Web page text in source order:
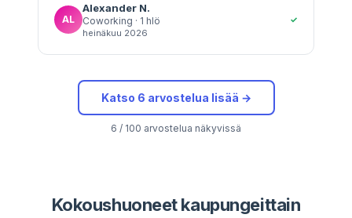
AL
Alexander N.
Coworking · 1 hlö
heinäkuu 2026
✓
Katso 6 arvostelua lisää →
6 / 100 arvostelua näkyvissä
Kokoushuoneet kaupungeittain